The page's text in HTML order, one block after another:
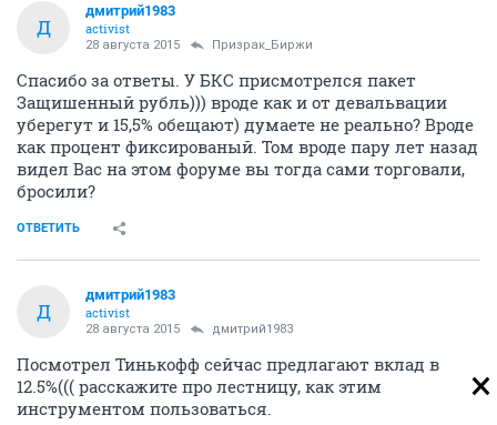
Д
дмитрий1983
activist
28 августа 2015 Призрак_Биржи
Спасибо за ответы. У БКС присмотрелся пакет
Защишенный рубль))) вроде как и от девальвации
уберегут и 15,5% обещают) думаете не реально? Вроде
как процент фиксированый. Том вроде пару лет назад
видел Вас на этом форуме вы тогда сами торговали,
бросили?
ОТВЕТИТЬ
Д
дмитрий1983
activist
28 августа 2015 дмитрий1983
Посмотрел Тинькофф сейчас предлагают вклад в
12.5%((( расскажите про лестницу, как этим
инструментом пользоваться.